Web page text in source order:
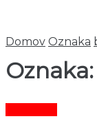
Domov Oznaka
Oznaka: